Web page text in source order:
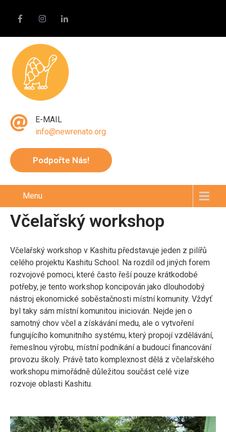
E-MAIL
info@newrenato.org
Podpořte Nás!
Menu
Včelařský workshop
Včelařský workshop v Kashitu představuje jeden z pilířů
celého projektu Kashitu School. Na rozdíl od jiných forem
rozvojové pomoci, které často řeší pouze krátkodobé
potřeby, je tento workshop koncipován jako dlouhodobý
nástroj ekonomické soběstačnosti místní komunity. Vždyť
byl taky sám místní komunitou iniciován. Nejde jen o
samotný chov včel a získávání medu, ale o vytvoření
fungujícího komunitního systému, který propojí vzdělávání,
řemeslnou výrobu, místní podnikání a budoucí financování
provozu školy. Právě tato komplexnost dělá z včelařského
workshopu mimořádně důležitou součást celé vize
rozvoje oblasti Kashitu.